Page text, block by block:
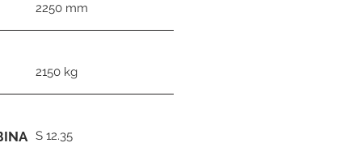
2250 mm
2150 kg
S 12.35